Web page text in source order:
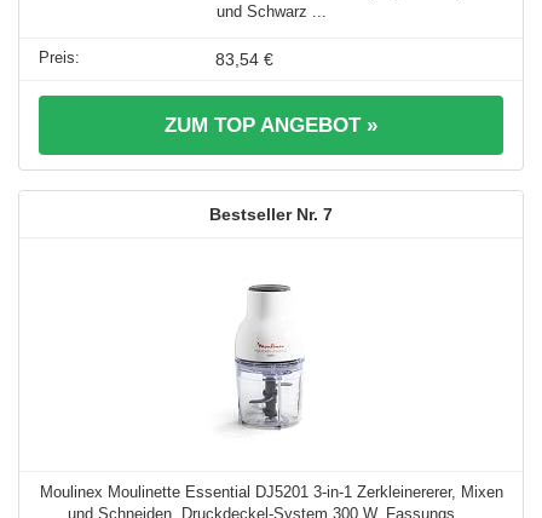
und Schwarz ...
83,54 €
ZUM TOP ANGEBOT »
7
Moulinex Moulinette Essential DJ5201 3-in-1 Zerkleinererer, Mixen
und Schneiden, Druckdeckel-System 300 W, Fassungs ...